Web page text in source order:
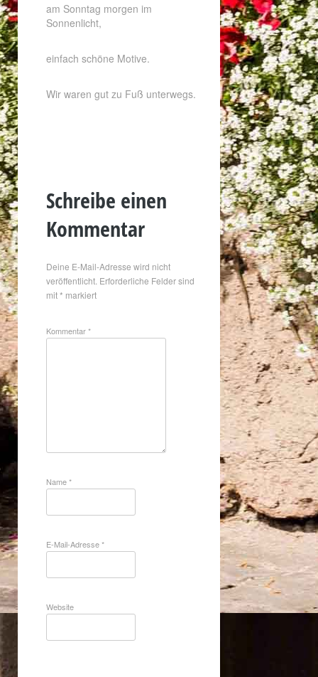
am Sonntag morgen im
Sonnenlicht,
einfach schöne Motive.
Wir waren gut zu Fuß unterwegs.
Schreibe einen
Kommentar
Deine E-Mail-Adresse wird nicht
veröffentlicht. Erforderliche Felder sind
mit* markiert
Kommentar*
Name*
E-Mail-Adresse*
Website